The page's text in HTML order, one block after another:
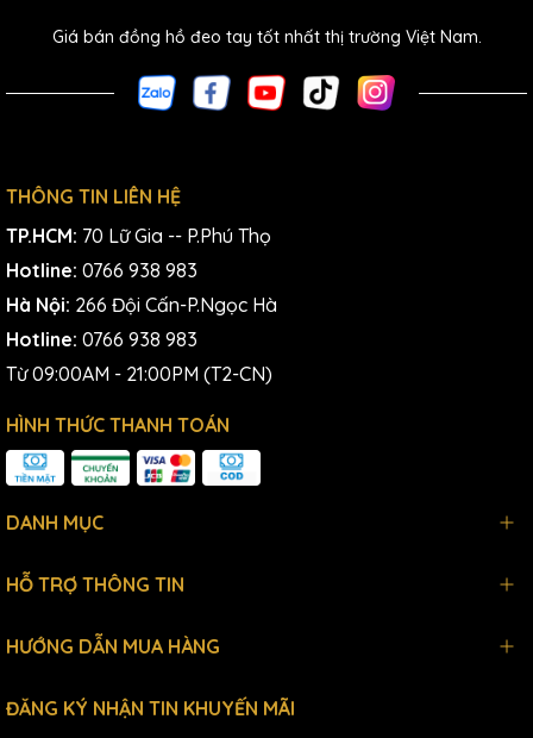
Giá bán đồng hồ đeo tay tốt nhất thị trường Việt Nam.
THÔNG TIN LIÊN HỆ
TP.HCM: 70 Lữ Gia -- P.Phú Thọ
Hotline: 0766 938 983
Hà Nội: 266 Đội Cấn-P.Ngọc Hà
Hotline: 0766 938 983
Từ 09:00AM - 21:00PM (T2-CN)
HÌNH THỨC THANH TOÁN
DANH MỤC
HỖ TRỢ THÔNG TIN
HƯỚNG DẪN MUA HÀNG
ĐĂNG KÝ NHẬN TIN KHUYẾN MÃI